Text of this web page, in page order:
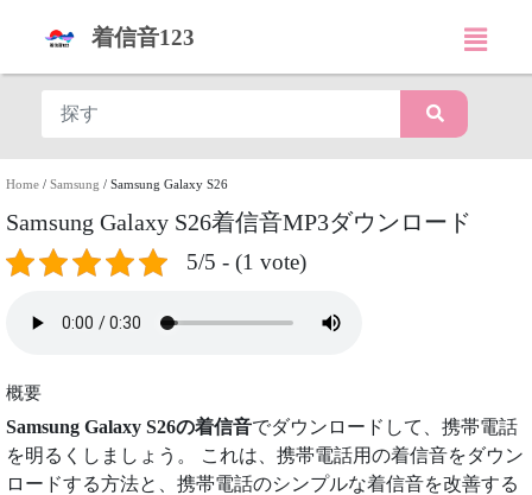
着信音123
Home / Samsung / Samsung Galaxy S26
Samsung Galaxy S26着信音MP3ダウンロード
5/5 - (1 vote)
概要
Samsung Galaxy S26の着信音でダウンロードして、携帯電話
を明るくしましょう。 これは、携帯電話用の着信音をダウン
ロードする方法と、携帯電話のシンプルな着信音を改善する